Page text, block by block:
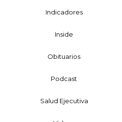
Indicadores
Inside
Obituarios
Podcast
Salud Ejecutiva